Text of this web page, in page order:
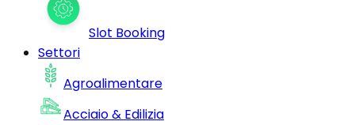
Slot Booking
Settori
Agroalimentare
Acciaio & Edilizia